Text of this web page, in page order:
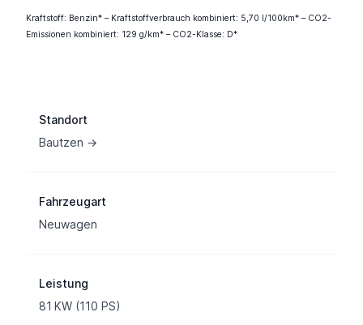
Kraftstoff: Benzin* – Kraftstoffverbrauch kombiniert: 5,70 l/100km* – CO2-
Emissionen kombiniert: 129 g/km* – CO2-Klasse: D*
Standort
Bautzen →
Fahrzeugart
Neuwagen
Leistung
81 KW (110 PS)